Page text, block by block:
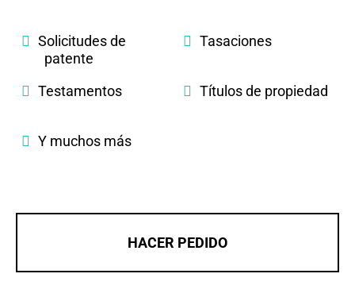
Solicitudes de
patente
Tasaciones
Testamentos Títulos de propiedad
Y muchos más
HACER PEDIDO